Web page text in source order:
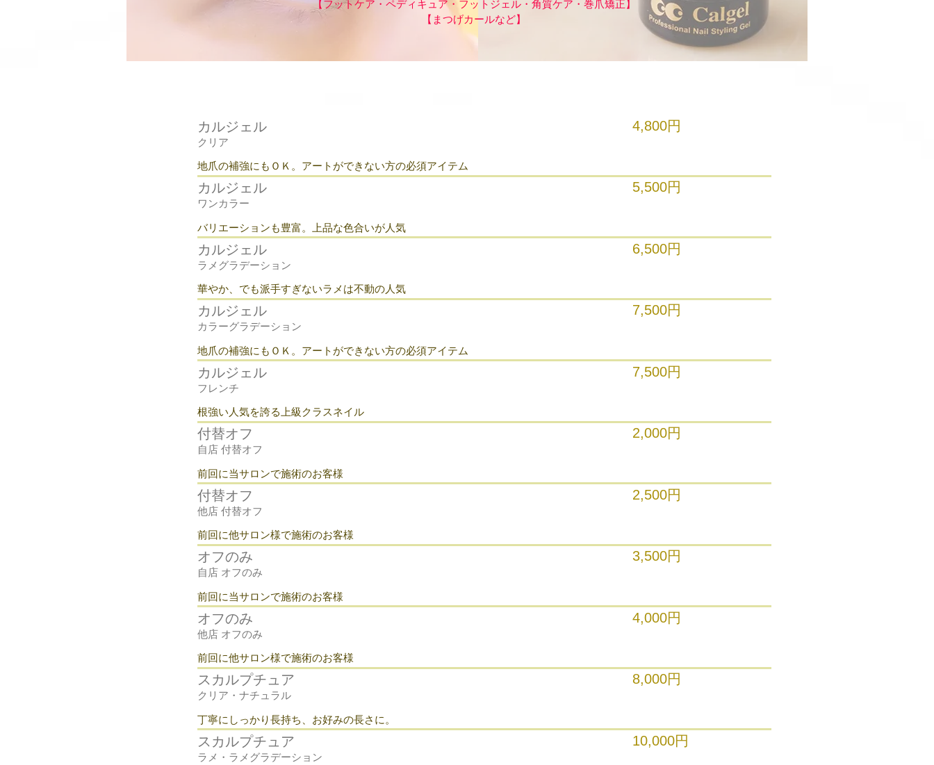
【フットケア・ペディキュア・フットジェル・角質ケア・巻爪矯正】
【まつげカールなど】
カルジェル
クリア
​地爪の補強にもＯＫ。アートができない方の必須アイテム
4,800円
カルジェル
ワンカラー
​バリエーションも豊富。上品な色合いが人気
5,500円
カルジェル
ラメグラデーション
華やか、でも派手すぎないラメは不動の人気
6,500円
カルジェル
カラーグラデーション
​地爪の補強にもＯＫ。アートができない方の必須アイテム
7,500円
カルジェル
フレンチ
​根強い人気を誇る上級クラスネイル
7,500円
付替オフ
自店 付替オフ
​前回に当サロンで施術のお客様
2,000円
付替オフ
他店 付替オフ
​前回に他サロン様で施術のお客様
2,500円
オフのみ
自店 オフのみ
​前回に当サロンで施術のお客様
3,500円
オフのみ
他店 オフのみ
​前回に他サロン様で施術のお客様
4,000円
スカルプチュア
クリア・ナチュラル
​丁寧にしっかり長持ち、お好みの長さに。
8,000円
スカルプチュア
ラメ・ラメグラデーション
10,000円